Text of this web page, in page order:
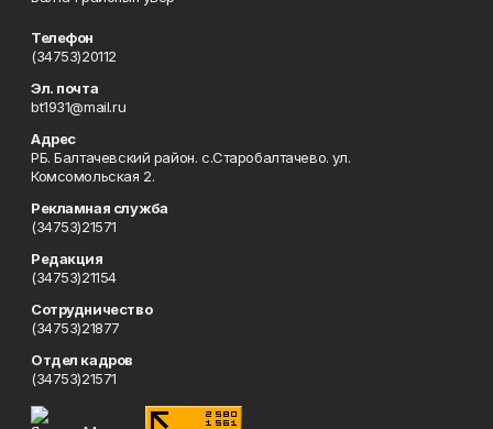
Телефон
(34753)20112
Эл. почта
bt1931@mail.ru
Адрес
РБ. Балтачевский район. с.Старобалтачево. ул.
Комсомольская 2.
Рекламная служба
(34753)21571
Редакция
(34753)21154
Сотрудничество
(34753)21877
Отдел кадров
(34753)21571